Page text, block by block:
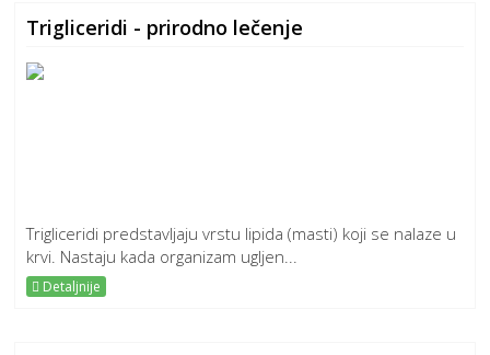
Trigliceridi - prirodno lečenje
Trigliceridi predstavljaju vrstu lipida (masti) koji se nalaze u
krvi. Nastaju kada organizam ugljen...
Detaljnije